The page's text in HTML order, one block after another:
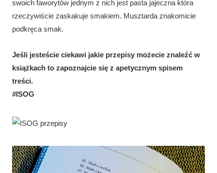
swoich faworytów jednym z nich jest pasta jajeczna która
rzeczywiście zaskakuje smakiem. Musztarda znakomicie
podkręca smak.
Jeśli jesteście ciekawi jakie przepisy możecie znaleźć w
książkach to zapoznajcie się z apetycznym spisem
treści.
#ISOG